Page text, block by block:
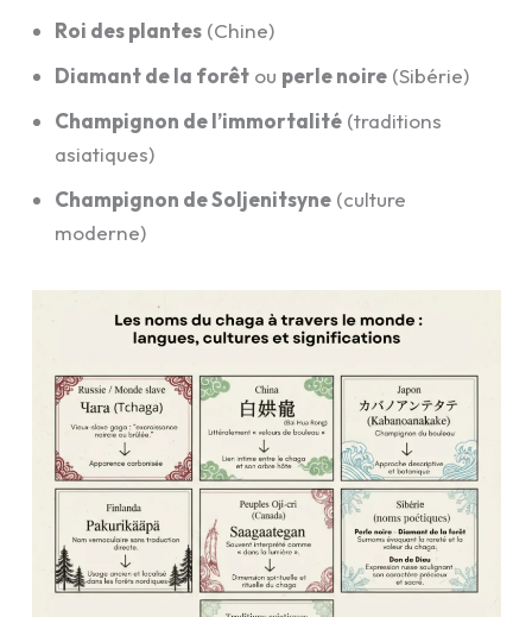
Roi des plantes (Chine)
Diamant de la forêt ou perle noire (Sibérie)
Champignon de l’immortalité (traditions
asiatiques)
Champignon de Soljenitsyne (culture
moderne)